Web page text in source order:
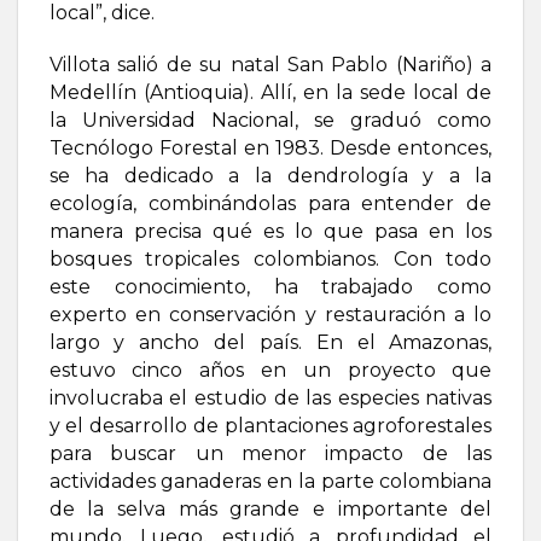
local”, dice.
Villota salió de su natal San Pablo (Nariño) a
Medellín (Antioquia). Allí, en la sede local de
la Universidad Nacional, se graduó como
Tecnólogo Forestal en 1983. Desde entonces,
se ha dedicado a la dendrología y a la
ecología, combinándolas para entender de
manera precisa qué es lo que pasa en los
bosques tropicales colombianos. Con todo
este conocimiento, ha trabajado como
experto en conservación y restauración a lo
largo y ancho del país. En el Amazonas,
estuvo cinco años en un proyecto que
involucraba el estudio de las especies nativas
y el desarrollo de plantaciones agroforestales
para buscar un menor impacto de las
actividades ganaderas en la parte colombiana
de la selva más grande e importante del